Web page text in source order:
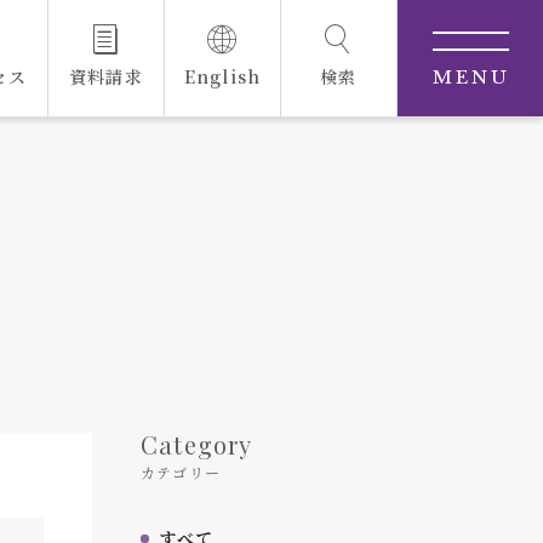
ス 資料請求 English 検索 MENU
Category
カテゴリー
すべて